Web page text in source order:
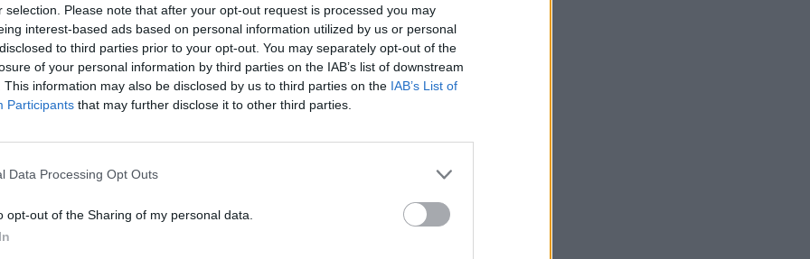
selection. Please note that after your opt-out request is processed you may
interest-based ads based on personal information utilized by us or personal
to third parties prior to your opt-out. You may separately opt-out of the
of your personal information by third parties on the IAB’s list of downstream
This information may also be disclosed by us to third parties on the IAB’s List of
Participants that may further disclose it to other third parties.
Data Processing Opt Outs
opt-out of the Sharing of my personal data.